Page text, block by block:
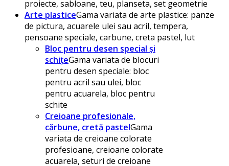
proiecte, sabloane, teu, planseta, set geometrie
Arte plasticeGama variata de arte plastice: panze
de pictura, acuarele ulei sau acril, tempera,
pensoane speciale, carbune, creta pastel, lut
Bloc pentru desen special și
schițeGama variata de blocuri
pentru desen speciale: bloc
pentru acril sau ulei, bloc
pentru acuarela, bloc pentru
schite
Creioane profesionale,
cărbune, cretă pastelGama
variata de creioane colorate
profesioane, creioane colorate
acuarela, seturi de creioane